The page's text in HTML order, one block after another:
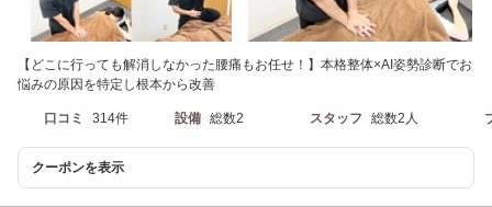
【どこに行っても解消しなかった腰痛もお任せ！】本格整体×AI姿勢診断でお
悩みの原因を特定し根本から改善
口コミ 314件 設備 総数2 スタッフ 総数2人
クーポンを表示